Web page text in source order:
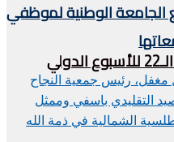
المضيق: انطلاق الدورة الـ22 للأسبوع الدولي
الوطنية لموظفي